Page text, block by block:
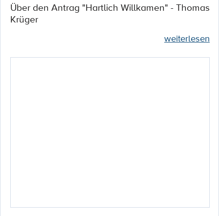
Über den Antrag "Hartlich Willkamen" - Thomas
Krüger
weiterlesen